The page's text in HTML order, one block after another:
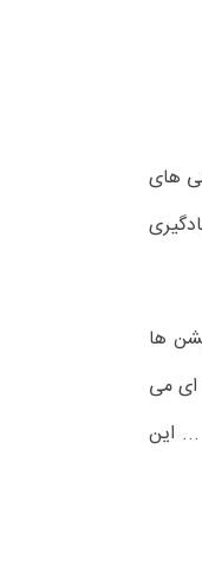
های
ها
بنابراین دارای قسمت های مختلف کوتاه و غالبا در حدود 5 تا 10 دقیقه ای می
این